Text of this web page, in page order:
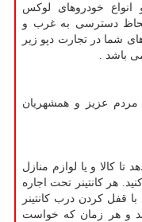
و انواع خودروهای لوکس
لحاظ دسترسی به غرب و
شما در تجارت دپو زیر
باشد .
عزیز و همشهریان
تا کالا و یا لوازم منازل
هر کانتینر تحت اجاره
کردن درب کانتینر
و هر زمان که خواست